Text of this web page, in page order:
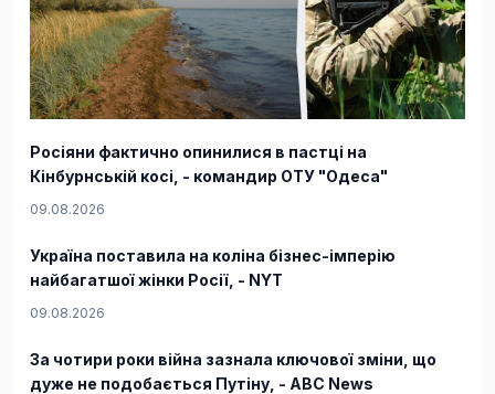
Росіяни фактично опинилися в пастці на
Кінбурнській косі, - командир ОТУ "Одеса"
09.08.2026
Україна поставила на коліна бізнес-імперію
найбагатшої жінки Росії, - NYT
09.08.2026
За чотири роки війна зазнала ключової зміни, що
дуже не подобається Путіну, - ABC News